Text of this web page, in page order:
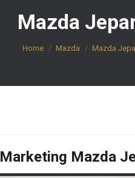
Mazda
You are here:
Home Mazda Mazda
Marketing Mazda